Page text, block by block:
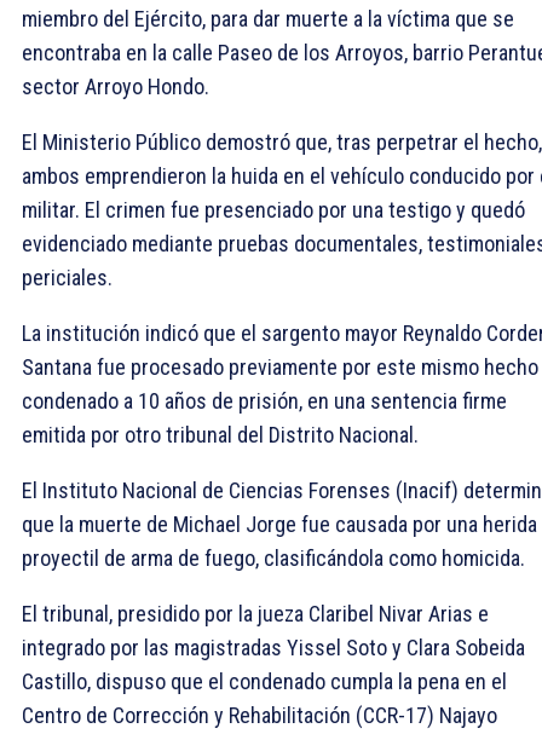
miembro del Ejército, para dar muerte a la víctima que se
encontraba en la calle Paseo de los Arroyos, barrio
sector Arroyo Hondo.
El Ministerio Público demostró que, tras perpetrar el hecho,
ambos emprendieron la huida en el vehículo conducido por
militar. El crimen fue presenciado por una testigo y quedó
evidenciado mediante pruebas documentales,
periciales.
La institución indicó que el sargento mayor Reynaldo
Santana fue procesado previamente por este mismo hecho
condenado a 10 años de prisión, en una sentencia firme
emitida por otro tribunal del Distrito Nacional.
El Instituto Nacional de Ciencias Forenses (Inacif)
que la muerte de Michael Jorge fue causada por una herida
proyectil de arma de fuego, clasificándola como homicida.
El tribunal, presidido por la jueza Claribel Nivar Arias e
integrado por las magistradas Yissel Soto y Clara Sobeida
Castillo, dispuso que el condenado cumpla la pena en el
Centro de Corrección y Rehabilitación (CCR-17) Najayo